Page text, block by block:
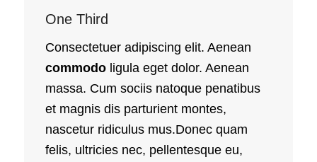
One Third
Consectetuer adipiscing elit. Aenean
commodoligula eget dolor. Aenean
massa. Cum sociis natoque penatibus
et magnis dis parturient montes,
nascetur ridiculus mus.Donec quam
felis, ultricies nec, pellentesque eu,